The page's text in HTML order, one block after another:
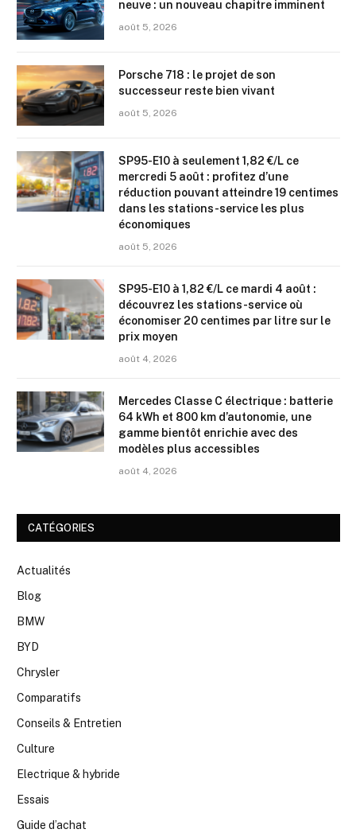
neuve : un nouveau chapitre imminent
août 5, 2026
Porsche 718 : le projet de son
successeur reste bien vivant
août 5, 2026
SP95-E10 à seulement 1,82 €/L ce
mercredi 5 août : profitez d’une
réduction pouvant atteindre 19 centimes
dans les stations-service les plus
économiques
août 5, 2026
SP95-E10 à 1,82 €/L ce mardi 4 août :
découvrez les stations-service où
économiser 20 centimes par litre sur le
prix moyen
août 4, 2026
Mercedes Classe C électrique : batterie
64 kWh et 800 km d’autonomie, une
gamme bientôt enrichie avec des
modèles plus accessibles
août 4, 2026
CATÉGORIES
Actualités
Blog
BMW
BYD
Chrysler
Comparatifs
Conseils & Entretien
Culture
Electrique & hybride
Essais
Guide d’achat